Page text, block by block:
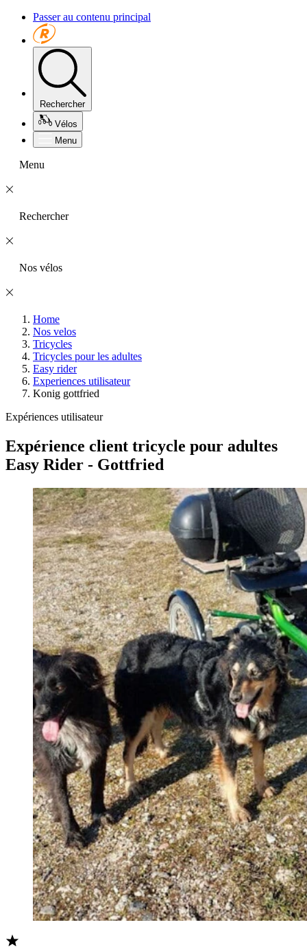
Passer au contenu principal
Rechercher
Vélos
Menu
Menu
Rechercher
Nos vélos
Home
Nos velos
Tricycles
Tricycles pour les adultes
Easy rider
Experiences utilisateur
Konig gottfried
Expériences utilisateur
Expérience client tricycle pour adultes
Easy Rider - Gottfried